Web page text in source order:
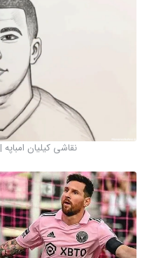
نقاشی کیلیان امباپه | KM10 بکشید و لذت ببرید